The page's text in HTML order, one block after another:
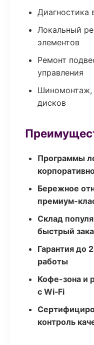
Диагностика
Локальный
элементов
Ремонт
управления
Шиномонтаж,
дисков
Программы
Бережное
премиум-
Склад
быстрый
Гарантия до
работы
Кофе-зона и
с Wi‑Fi
контроль